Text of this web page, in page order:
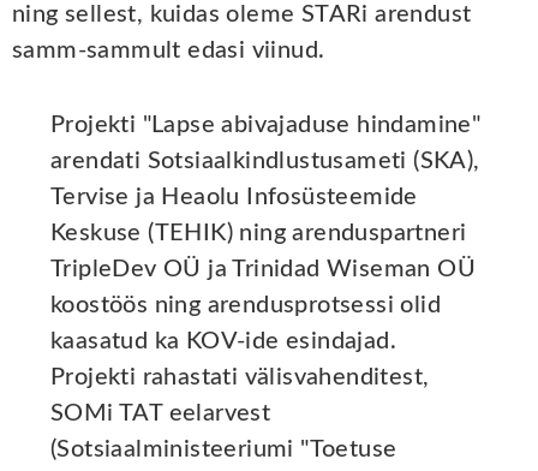
ning sellest, kuidas oleme STARi arendust
samm-sammult edasi viinud.
Projekti "Lapse abivajaduse hindamine"
arendati Sotsiaalkindlustusameti (SKA),
Tervise ja Heaolu Infosüsteemide
Keskuse (TEHIK) ning arenduspartneri
TripleDev OÜ ja Trinidad Wiseman OÜ
koostöös ning arendusprotsessi olid
kaasatud ka KOV-ide esindajad.
Projekti rahastati välisvahenditest,
SOMi TAT eelarvest
(Sotsiaalministeeriumi "Toetuse